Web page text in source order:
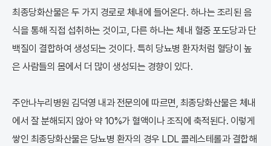
최종당화산물은 두 가지 경로로 체내에 들어온다. 하나는 조리된 음
식을 통해 직접 섭취하는 것이고, 다른 하나는 체내 혈중 포도당과 단
백질이 결합하여 생성되는 것이다. 특히 당뇨병 환자처럼 혈당이 높
은 사람들의 몸에서 더 많이 생성되는 경향이 있다.
주안나누리병원 김덕영 내과 전문의에 따르면, 최종당화산물은 체내
에서 잘 분해되지 않아 약 10%가 혈액이나 조직에 축적된다. 이렇게
쌓인 최종당화산물은 당뇨병 환자의 경우 LDL 콜레스테롤과 결합해